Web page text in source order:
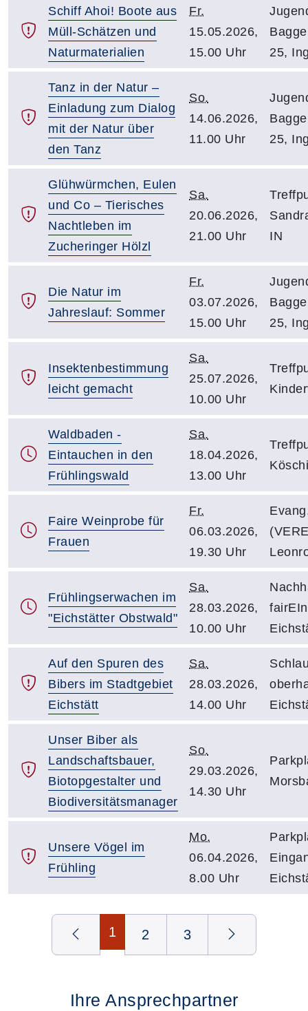
Schiff Ahoi! Boote aus
Müll-Schätzen und
Naturmaterialien
Fr.
15.05.2026,
15.00 Uhr
25,
Tanz in der Natur –
Einladung zum Dialog
mit der Natur über
den Tanz
So.
14.06.2026,
11.00 Uhr
25,
Glühwürmchen, Eulen
und Co – Tierisches
Nachtleben im
Zucheringer Hölzl
Sa.
20.06.2026,
21.00 Uhr
IN
Die Natur im
Jahreslauf: Sommer
Fr.
03.07.2026,
15.00 Uhr
25,
Insektenbestimmung
leicht gemacht
Sa.
25.07.2026,
10.00 Uhr
Waldbaden -
Eintauchen in den
Frühlingswald
Sa.
18.04.2026,
13.00 Uhr
Faire Weinprobe für
Frauen
Fr.
06.03.2026,
19.30 Uhr
Frühlingserwachen im
"Eichstätter Obstwald"
Sa.
28.03.2026,
10.00 Uhr
Auf den Spuren des
Bibers im Stadtgebiet
Eichstätt
Sa.
28.03.2026,
14.00 Uhr
Unser Biber als
Landschaftsbauer,
Biotopgestalter und
Biodiversitätsmanager
So.
29.03.2026,
14.30 Uhr
Unsere Vögel im
Frühling
Mo.
06.04.2026,
8.00 Uhr
1 2 3
Ihre Ansprechpartner